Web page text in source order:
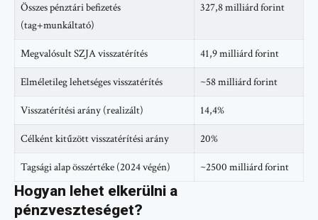
Összes pénztári befizetés
(tag+munkáltató)
327,8 milliárd forint
Megvalósult SZJA visszatérítés 41,9 milliárd forint
Elméletileg lehetséges visszatérítés ~58 milliárd forint
Visszatérítési arány (realizált) 14,4%
Célként kitűzött visszatérítési arány 20%
Tagsági alap összértéke (2024 végén) ~2500 milliárd forint
Hogyan lehet elkerülni a
pénzveszteséget?